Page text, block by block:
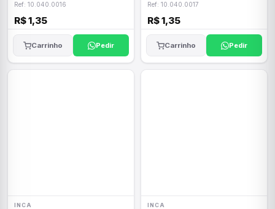
Ref: 10.040.0016
R$ 1,35
Carrinho Pedir
Ref: 10.040.0017
R$ 1,35
Carrinho Pedir
INCA INCA